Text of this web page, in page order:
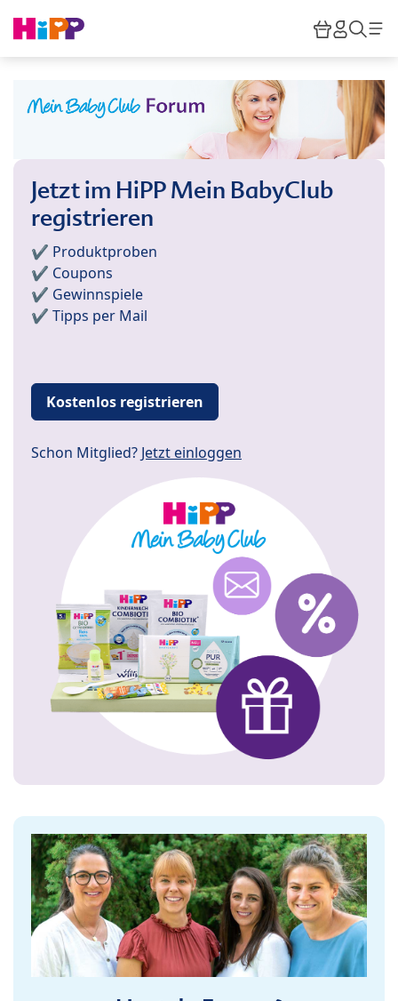
HiPP
Jetzt im HiPP Mein BabyClub
registrieren
✔️ Produktproben
✔️ Coupons
✔️ Gewinnspiele
✔️ Tipps per Mail
Kostenlos registrieren
Schon Mitglied? Jetzt einloggen